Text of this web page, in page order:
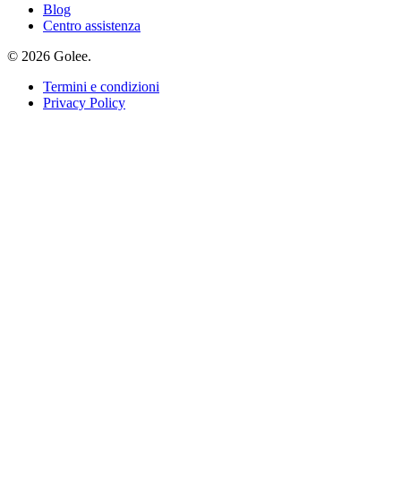
Blog
Centro assistenza
© 2026 Golee.
Termini e condizioni
Privacy Policy